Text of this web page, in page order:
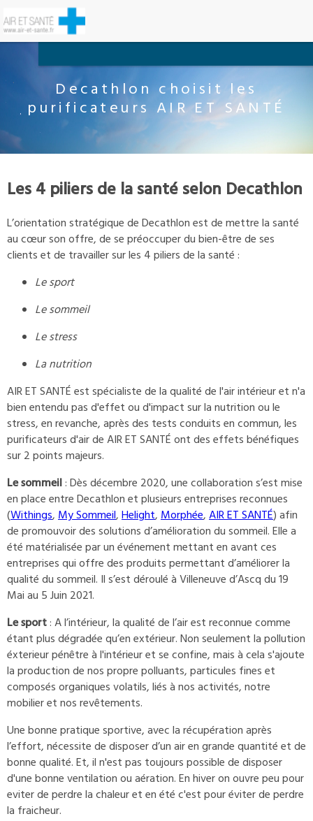
Decathlon choisit les
purificateurs AIR ET SANTÉ
Les 4 piliers de la santé selon Decathlon
L’orientation stratégique de Decathlon est de mettre la santé
au cœur son offre, de se préoccuper du bien-être de ses
clients et de travailler sur les 4 piliers de la santé :
Le sport
Le sommeil
Le stress
La nutrition
AIR ET SANTÉ est spécialiste de la qualité de l'air intérieur et n'a
bien entendu pas d'effet ou d'impact sur la nutrition ou le
stress, en revanche, après des tests conduits en commun, les
purificateurs d'air de AIR ET SANTÉ ont des effets bénéfiques
sur 2 points majeurs.
Le sommeil: Dès décembre 2020, une collaboration s’est mise
en place entre Decathlon et plusieurs entreprises reconnues
(Withings,My Sommeil,Helight,Morphée,AIR ET SANTÉ) afin
de promouvoir des solutions d’amélioration du sommeil. Elle a
été matérialisée par un événement mettant en avant ces
entreprises qui offre des produits permettant d’améliorer la
qualité du sommeil. Il s’est déroulé à Villeneuve d’Ascq du 19
Mai au 5 Juin 2021.
Le sport: A l’intérieur, la qualité de l’air est reconnue comme
étant plus dégradée qu’en extérieur. Non seulement la pollution
éxterieur pénêtre à l'intérieur et se confine, mais à cela s'ajoute
la production de nos propre polluants, particules fines et
composés organiques volatils, liés à nos activités, notre
mobilier et nos revêtements.
Une bonne pratique sportive, avec la récupération après
l’effort, nécessite de disposer d’un air en grande quantité et de
bonne qualité. Et, il n'est pas toujours possible de disposer
d'une bonne ventilation ou aération. En hiver on ouvre peu pour
eviter de perdre la chaleur et en été c'est pour éviter de perdre
la fraicheur.